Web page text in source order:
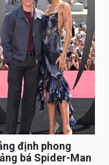
định phong
bá Spider-Man